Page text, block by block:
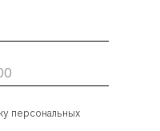
персональных